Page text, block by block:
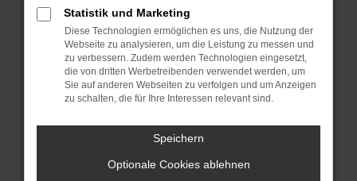
Starte dein Gerät neu.
Das kann manchmal helfen, vorübergehende
Probleme zu beheben.
Stelle sicher, dass dein Browser und dein
Betriebssystem auf dem neuesten Stand
sind.
Sicherheitsrisiko, sondern kann auch dazu
unterstützt werden.
Statistik und Marketing
Diese Technologien ermöglichen es uns, die Nutzung der
Webseite zu analysieren, um die Leistung zu messen und
zu verbessern. Zudem werden Technologien eingesetzt,
die von dritten Werbetreibenden verwendet werden, um
Sie auf anderen Webseiten zu verfolgen und um Anzeigen
zu schalten, die für Ihre Interessen relevant sind.
Speichern
Optionale Cookies ablehnen